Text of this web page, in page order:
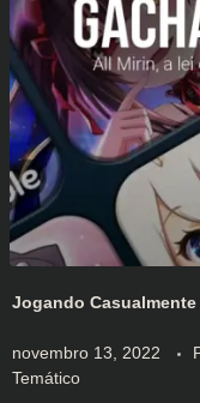
Jogando
novembro 13, 2022
Temático